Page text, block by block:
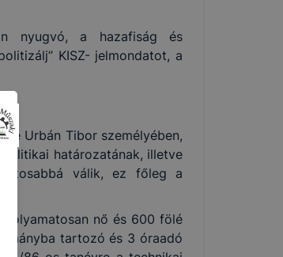
nyugvó, a hazafiság és
KISZ- jelmondatot, a
Urbán Tibor személyében,
határozatának, illetve
válik, ez főleg a
folyamatosan nő és 600 fölé
tartozó és 3 óraadó